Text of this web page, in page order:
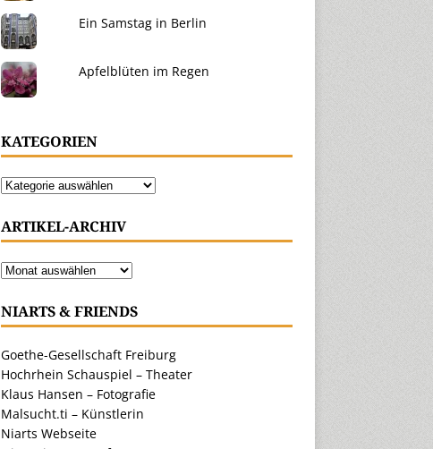
Ein Samstag in Berlin
Apfelblüten im Regen
KATEGORIEN
ARTIKEL-ARCHIV
NIARTS & FRIENDS
Goethe-Gesellschaft Freiburg
Hochrhein Schauspiel – Theater
Klaus Hansen – Fotografie
Malsucht.ti – Künstlerin
Niarts Webseite